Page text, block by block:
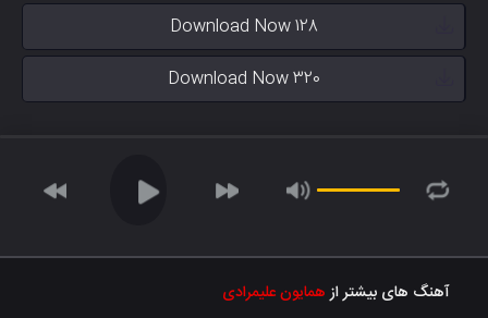
Download Now 128
Download Now 320
آهنگ های بیشتر ازهمایون علیمرادی